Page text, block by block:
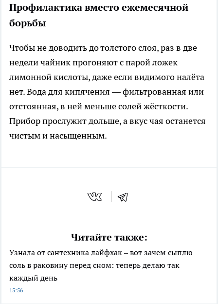
Профилактика вместо ежемесячной
борьбы
Чтобы не доводить до толстого слоя, раз в две
недели чайник прогоняют с парой ложек
лимонной кислоты, даже если видимого налёта
нет. Вода для кипячения — фильтрованная или
отстоянная, в ней меньше солей жёсткости.
Прибор прослужит дольше, а вкус чая останется
чистым и насыщенным.
Читайте также:
Узнала от сантехника лайфхак – вот зачем сыплю
соль в раковину перед сном: теперь делаю так
каждый день
15:56